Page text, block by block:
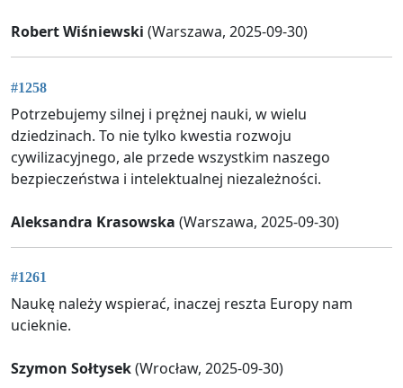
Robert Wiśniewski (Warszawa, 2025-09-30)
#1258
Potrzebujemy silnej i prężnej nauki, w wielu
dziedzinach. To nie tylko kwestia rozwoju
cywilizacyjnego, ale przede wszystkim naszego
bezpieczeństwa i intelektualnej niezależności.
Aleksandra Krasowska (Warszawa, 2025-09-30)
#1261
Naukę należy wspierać, inaczej reszta Europy nam
ucieknie.
Szymon Sołtysek(Wrocław, 2025-09-30)